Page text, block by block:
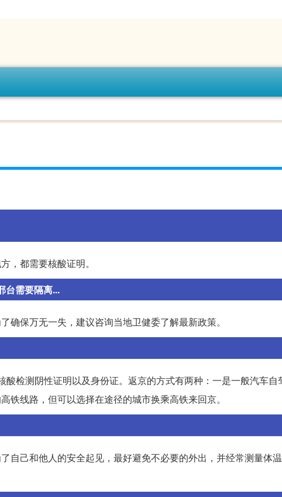
，都需要核酸证明。
台需要隔离...
保万无一失，建议咨询当地卫健委了解最新政策。
检测阴性证明以及身份证。返京的方式有两种：一是一般汽车自
铁线路，但可以选择在途径的城市换乘高铁来回京。
自己和他人的安全起见，最好避免不必要的外出，并经常测量体